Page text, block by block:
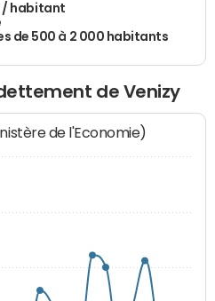
/ habitant
de 500 à 2 000 habitants
de Venizy
de l'Economie)